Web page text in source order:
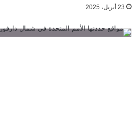
23 أبريل، 2025